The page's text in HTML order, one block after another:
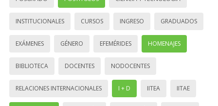
INSTITUCIONALES CURSOS INGRESO GRADUADOS
EXÁMENES GÉNERO EFEMÉRIDES HOMENAJES
BIBLIOTECA DOCENTES NODOCENTES
RELACIONES INTERNACIONALES I + D IITEA IITAE